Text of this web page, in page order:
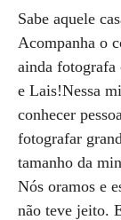
Sabe aquele
Acompanha o
ainda fotografa
e Lais!Nessa
conhecer
fotografar
tamanho da
Nós oramos e
não teve jeito.